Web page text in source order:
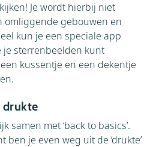
Je wordt hierbij niet
omliggende gebouwen en
kun je een speciale app
je sterrenbeelden kunt
kussentje en een dekentje
drukte
samen met ‘back to basics’.
je even weg uit de ‘drukte’